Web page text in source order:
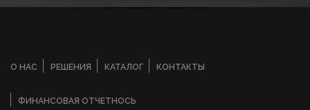
О НАС РЕШЕНИЯ КАТАЛОГ КОНТАКТЫ
ФИНАНСОВАЯ ОТЧЕТНОСЬ